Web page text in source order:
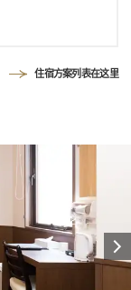
住宿方案列表在这里